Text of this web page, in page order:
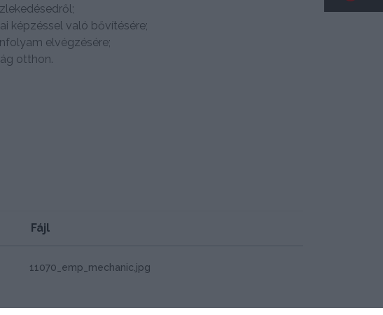
képzéssel való bővítésére;
elvégzésére;
otthon.
Fájl
11070_emp_mechanic.jpg